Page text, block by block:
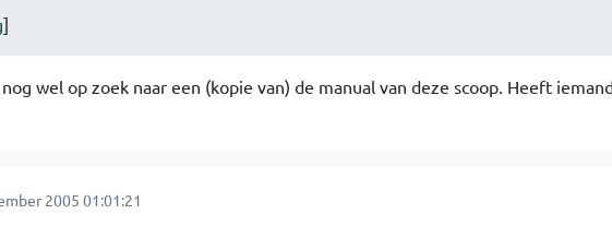
]
wel op zoek naar een (kopie van) de manual van deze scoop. Heeft
2005 01:01:21